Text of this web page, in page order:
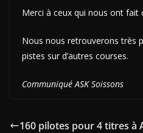
Merci à ceux qui nous ont fait
Nous nous retrouverons très
pistes sur d’autres courses.
Communiqué ASK Soissons
160 pilotes pour 4 titres à